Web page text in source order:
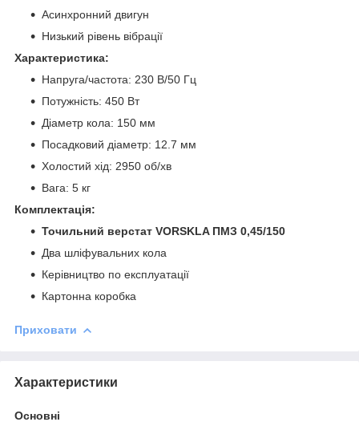
Асинхронний двигун
Низький рівень вібрації
Характеристика:
Напруга/частота: 230 В/50 Гц
Потужність: 450 Вт
Діаметр кола: 150 мм
Посадковий діаметр: 12.7 мм
Холостий хід: 2950 об/хв
Вага: 5 кг
Комплектація:
Точильний верстат VORSKLA ПМЗ 0,45/150
Два шліфувальних кола
Керівництво по експлуатації
Картонна коробка
Приховати
Характеристики
Основні